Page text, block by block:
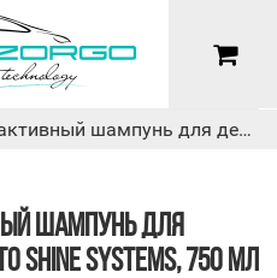
DelicateWash - активный шампунь для деликатной мойки авто Shine Systems, 750 мл
ШАМПУНЬ ДЛЯ
SYSTEMS, 750 МЛ
НЕ РАБОТАЕТ
на
студию